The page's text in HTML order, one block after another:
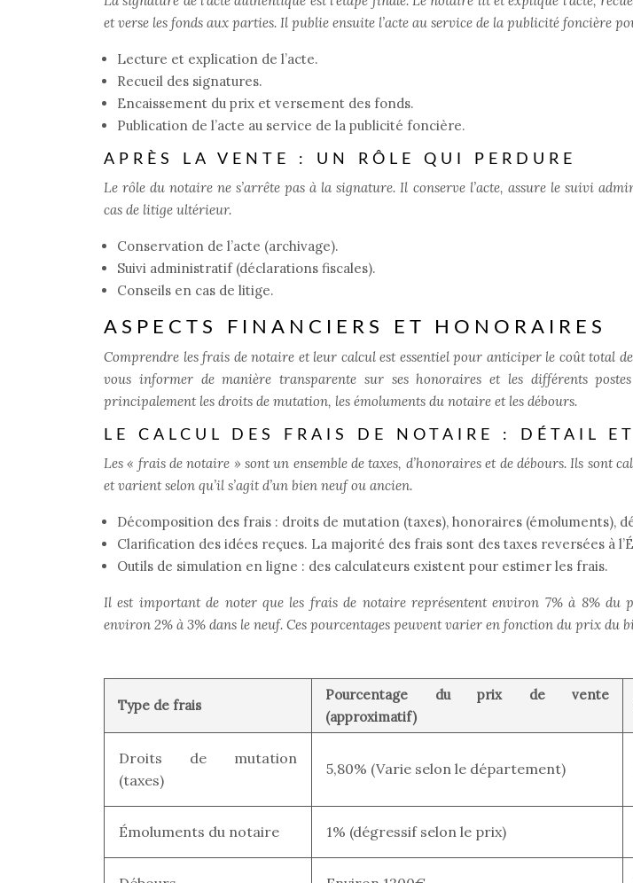
et verse les fonds aux parties. Il publie ensuite l’acte au service de la publicité foncière
Lecture et explication de l’acte.
Recueil des signatures.
Encaissement du prix et versement des fonds.
Publication de l’acte au service de la publicité foncière.
APRÈS LA VENTE : UN RÔLE QUI PERDURE
Le rôle du notaire ne s’arrête pas à la signature. Il conserve l’acte, assure le suivi
cas de litige ultérieur.
Conservation de l’acte (archivage).
Suivi administratif (déclarations fiscales).
Conseils en cas de litige.
ASPECTS FINANCIERS ET HONORAIRES
Comprendre les frais de notaire et leur calcul est essentiel pour anticiper le coût total
vous informer de manière transparente sur ses honoraires et les différents
principalement les droits de mutation, les émoluments du notaire et les débours.
LE CALCUL DES FRAIS DE NOTAIRE : DÉTAIL
Les « frais de notaire » sont un ensemble de taxes, d’honoraires et de débours. Ils sont
et varient selon qu’il s’agit d’un bien neuf ou ancien.
Décomposition des frais : droits de mutation (taxes), honoraires (émoluments),
Clarification des idées reçues. La majorité des frais sont des taxes reversées à
Outils de simulation en ligne : des calculateurs existent pour estimer les frais.
Il est important de noter que les frais de notaire représentent environ 7% à 8% du
environ 2% à 3% dans le neuf. Ces pourcentages peuvent varier en fonction du prix du
Type de frais
Pourcentage du prix de vente
(approximatif)
Droits de mutation
(taxes)
5,80% (Varie selon le département)
Émoluments du notaire 1% (dégressif selon le prix)